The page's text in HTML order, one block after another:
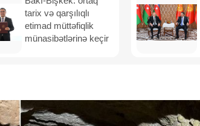
tarix və qarşılıqlı
etimad müttəfiqlik
münasibətlərinə keçir